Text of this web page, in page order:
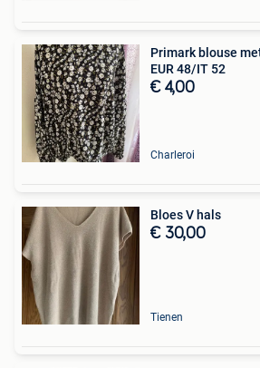
Primark blouse
EUR 48/IT 52
€ 4,00
Charleroi
Bloes V hals
€ 30,00
Tienen